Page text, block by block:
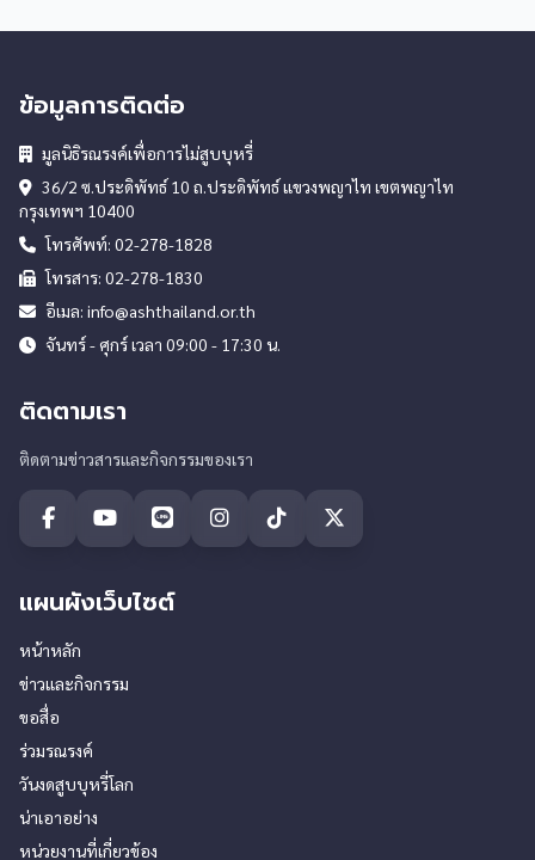
ข้อมูลการติดต่อ
มูลนิธิรณรงค์เพื่อการไม่สูบบุหรี่
36/2 ซ.ประดิพัทธ์ 10 ถ.ประดิพัทธ์ แขวงพญาไท เขตพญาไท
กรุงเทพฯ 10400
โทรศัพท์: 02-278-1828
โทรสาร: 02-278-1830
อีเมล: info@ashthailand.or.th
จันทร์ - ศุกร์ เวลา 09:00 - 17:30 น.
ติดตามเรา
ติดตามข่าวสารและกิจกรรมของเรา
แผนผังเว็บไซต์
หน้าหลัก
ข่าวและกิจกรรม
ขอสื่อ
ร่วมรณรงค์
วันงดสูบบุหรี่โลก
น่าเอาอย่าง
หน่วยงานที่เกี่ยวข้อง